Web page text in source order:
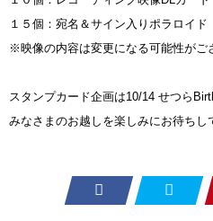
１５個：宛名＆サイン入りポラロイド
※映像の内容は変更になる可能性がご
スタンプカード企画は10/14 せつら
みなさまのお越しを楽しみにお待ちし